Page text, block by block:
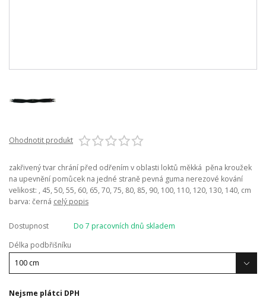
Ohodnotit produkt
zakřivený tvar chrání před odřením v oblasti loktů měkká pěna kroužek
na upevnění pomůcek na jedné straně pevná guma nerezové kování
velikost: , 45, 50, 55, 60, 65, 70, 75, 80, 85, 90, 100, 110, 120, 130, 140, cm
barva: černá celý popis
Dostupnost
Do 7 pracovních dnů skladem
Délka podbřišníku
Nejsme plátci DPH